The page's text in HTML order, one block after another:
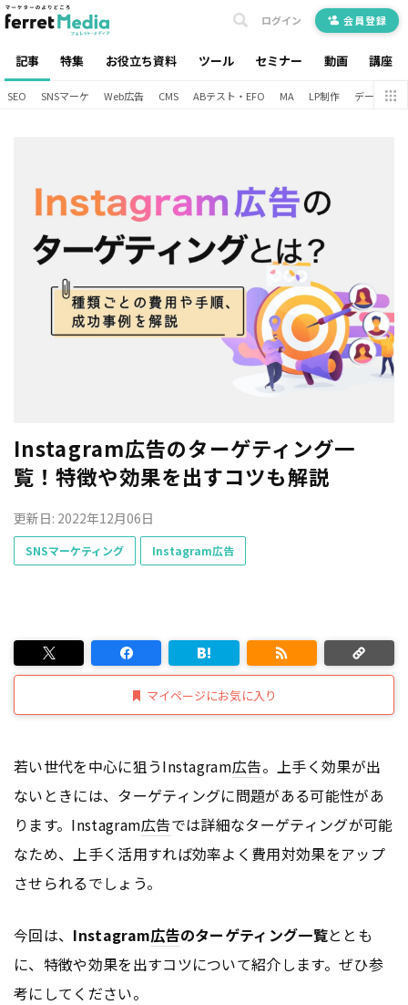
記事 特集 お役立ち資料 ツール セミナー 動画 講座
ログイン 会員登録
SEO SNSマーケ Web広告 CMS ABテスト・EFO MA LP制作 データ分析
Instagram広告のターゲティング一
覧！特徴や効果を出すコツも解説
更新日: 2022年12月06日
SNSマーケティング Instagram広告
マイページにお気に入り
若い世代を中心に狙うInstagram広告。上手く効果が出
ないときには、ターゲティングに問題がある可能性があ
ります。Instagram広告では詳細なターゲティングが可能
なため、上手く活用すれば効率よく費用対効果をアップ
させられるでしょう。
今回は、 Instagram広告のターゲティング一覧ととも
に、特徴や効果を出すコツについて紹介します。ぜひ参
考にしてください。